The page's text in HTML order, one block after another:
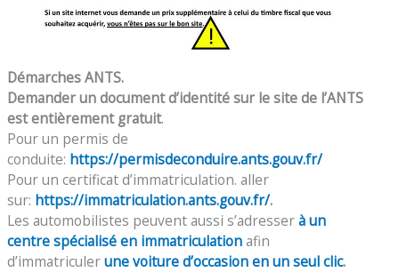
Démarches ANTS.
Demander un document d’identité sur le site de l’ANTS
est entièrement gratuit.
Pour un permis de
conduite: https://permisdeconduire.ants.gouv.fr/
Pour un certificat d’immatriculation. aller
sur: https://immatriculation.ants.gouv.fr/.
Les automobilistes peuvent aussi s’adresserà un
centre spécialisé en immatriculationafin
d’immatriculerune voiture d’occasion en un seul clic.